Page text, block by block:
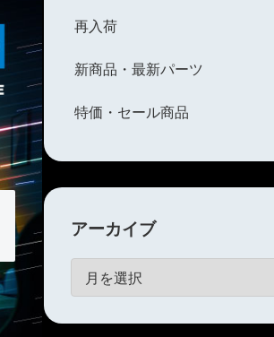
再入荷
新商品・最新パーツ
特価・セール商品
アーカイブ